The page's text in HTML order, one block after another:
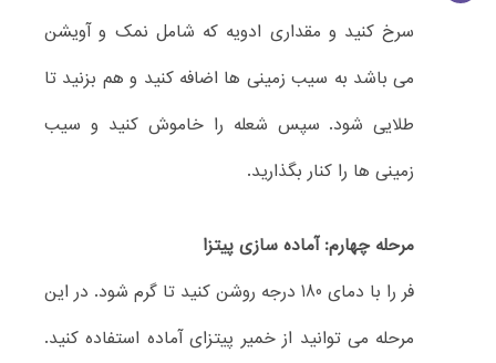
سرخ کنید و مقداری ادویه که شامل نمک و آویشن
می باشد به سیب زمینی ها اضافه کنید و هم بزنید تا
طلایی شود. سپس شعله را خاموش کنید و سیب
زمینی ها را کنار بگذارید.
مرحله چهارم: آماده سازی پیتزا
فر را با دمای 180 درجه روشن کنید تا گرم شود. در این
مرحله می توانید از خمیر پیتزای آماده استفاده کنید.